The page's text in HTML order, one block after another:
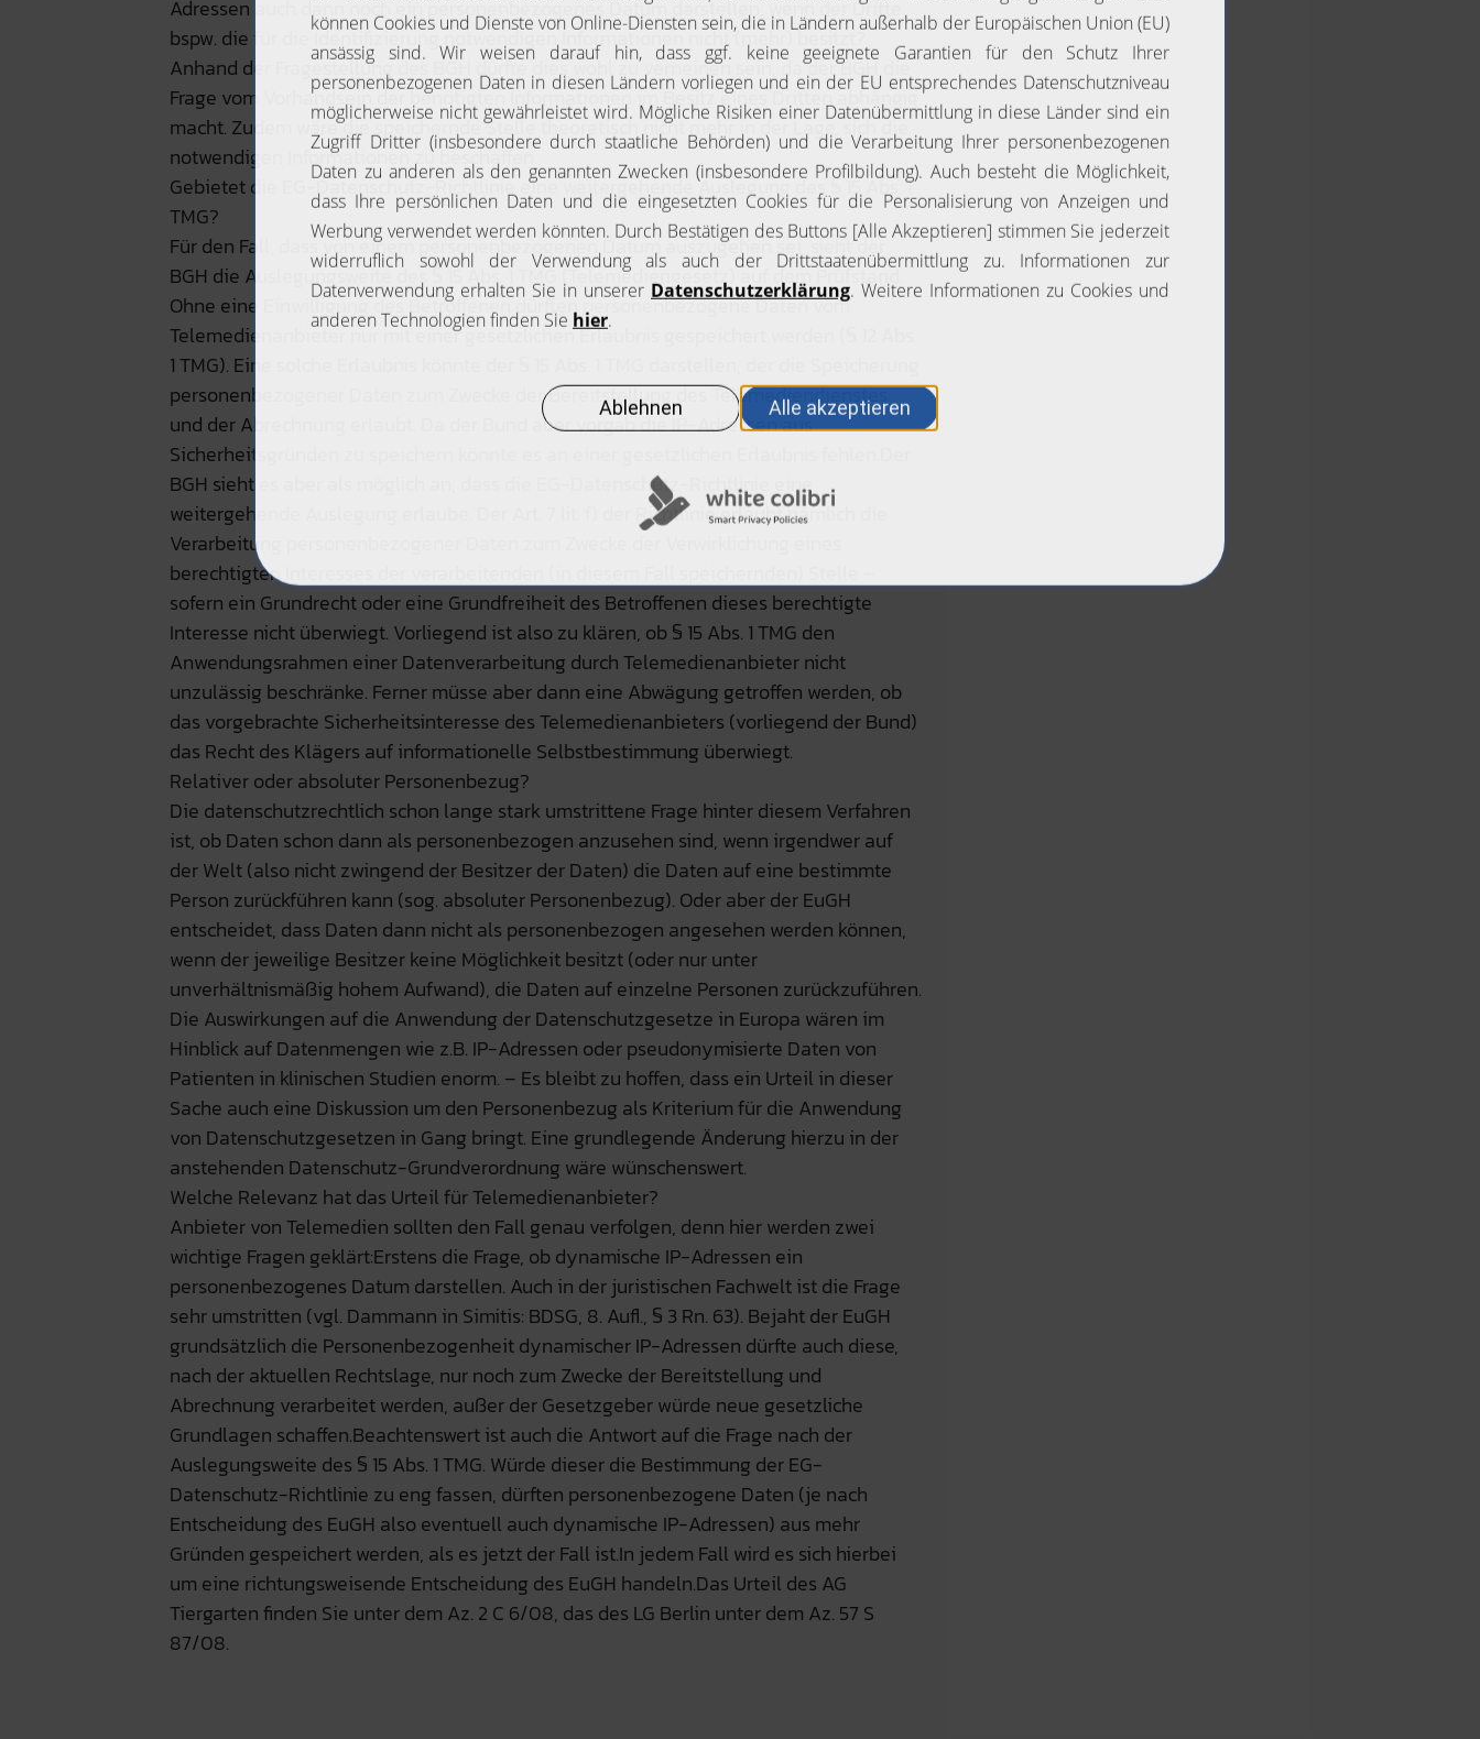
Adressen auch dann noch ein personenbezogenes Datum darstellen, wenn der Dritte
bspw. die für die Identifizierung notwendigen Informationen nicht (mehr) besitzt?
Anhand der Fragestellung des BGH dürfte dies wohl zu verneinen sein, da der BGH die
Frage vom Vorhandsein der benötigten Informationen im Besitz eines Dritten abhängig
macht. Zudem wäre die speichernde Stelle theoretisch nicht mehr in der Lage, sich die
notwendigen Informationen zu beschaffen.
Gebietet die EG-Datenschutz-Richtlinie eine weitergehende Auslegung des § 15 Abs. 1
TMG?
Für den Fall, dass von einem personenbezogenen Datum auszugehen sei, sieht der
BGH die Auslegungsweite des § 15 Abs. 1 TMG (Telemediengesetz) auf dem Prüfstand.
Ohne eine Einwilligung des Betroffenen dürften personenbezogene Daten vom
Telemedienanbieter nur mit einer gesetzlichen Erlaubnis gespeichert werden (§ 12 Abs.
1 TMG). Eine solche Erlaubnis könnte der § 15 Abs. 1 TMG darstellen, der die Speicherung
personenbezogener Daten zum Zwecke der Bereitstellung des Telemediendienstes
und der Abrechnung erlaubt. Da der Bund aber vorgab die IP-Adressen aus
Sicherheitsgründen zu speichern könnte es an einer gesetzlichen Erlaubnis fehlen.Der
BGH sieht es aber als möglich an, dass die EG-Datenschutz-Richtlinie eine
weitergehende Auslegung erlaube. Der Art. 7 lit. f) der Richtlinie erlaubt nämlich die
Verarbeitung personenbezogener Daten zum Zwecke der Verwirklichung eines
berechtigten Interesses der verarbeitenden (in diesem Fall speichernden) Stelle –
sofern ein Grundrecht oder eine Grundfreiheit des Betroffenen dieses berechtigte
Interesse nicht überwiegt. Vorliegend ist also zu klären, ob § 15 Abs. 1 TMG den
Anwendungsrahmen einer Datenverarbeitung durch Telemedienanbieter nicht
unzulässig beschränke. Ferner müsse aber dann eine Abwägung getroffen werden, ob
das vorgebrachte Sicherheitsinteresse des Telemedienanbieters (vorliegend der Bund)
das Recht des Klägers auf informationelle Selbstbestimmung überwiegt.
Relativer oder absoluter Personenbezug?
Die datenschutzrechtlich schon lange stark umstrittene Frage hinter diesem Verfahren
ist, ob Daten schon dann als personenbezogen anzusehen sind, wenn irgendwer auf
der Welt (also nicht zwingend der Besitzer der Daten) die Daten auf eine bestimmte
Person zurückführen kann (sog. absoluter Personenbezug). Oder aber der EuGH
entscheidet, dass Daten dann nicht als personenbezogen angesehen werden können,
wenn der jeweilige Besitzer keine Möglichkeit besitzt (oder nur unter
unverhältnismäßig hohem Aufwand), die Daten auf einzelne Personen zurückzuführen.
Die Auswirkungen auf die Anwendung der Datenschutzgesetze in Europa wären im
Hinblick auf Datenmengen wie z.B. IP-Adressen oder pseudonymisierte Daten von
Patienten in klinischen Studien enorm. – Es bleibt zu hoffen, dass ein Urteil in dieser
Sache auch eine Diskussion um den Personenbezug als Kriterium für die Anwendung
von Datenschutzgesetzen in Gang bringt. Eine grundlegende Änderung hierzu in der
anstehenden Datenschutz-Grundverordnung wäre wünschenswert.
Welche Relevanz hat das Urteil für Telemedienanbieter?
Anbieter von Telemedien sollten den Fall genau verfolgen, denn hier werden zwei
wichtige Fragen geklärt:Erstens die Frage, ob dynamische IP-Adressen ein
personenbezogenes Datum darstellen. Auch in der juristischen Fachwelt ist die Frage
sehr umstritten (vgl. Dammann in Simitis: BDSG, 8. Aufl., § 3 Rn. 63). Bejaht der EuGH
grundsätzlich die Personenbezogenheit dynamischer IP-Adressen dürfte auch diese,
nach der aktuellen Rechtslage, nur noch zum Zwecke der Bereitstellung und
Abrechnung verarbeitet werden, außer der Gesetzgeber würde neue gesetzliche
Grundlagen schaffen.Beachtenswert ist auch die Antwort auf die Frage nach der
Auslegungsweite des § 15 Abs. 1 TMG. Würde dieser die Bestimmung der EG-
Datenschutz-Richtlinie zu eng fassen, dürften personenbezogene Daten (je nach
Entscheidung des EuGH also eventuell auch dynamische IP-Adressen) aus mehr
Gründen gespeichert werden, als es jetzt der Fall ist.In jedem Fall wird es sich hierbei
um eine richtungsweisende Entscheidung des EuGH handeln.Das Urteil des AG
Tiergarten finden Sie unter dem Az. 2 C 6/08, das des LG Berlin unter dem Az. 57 S
87/08.